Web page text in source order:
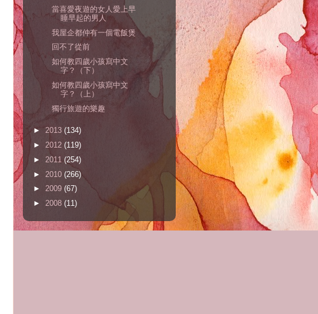
當喜愛夜遊的女人愛上早
睡早起的男人
我屋企都仲有一個電飯煲
回不了從前
如何教四歲小孩寫中文
字？（下）
如何教四歲小孩寫中文
字？（上）
獨行旅遊的樂趣
► 2013 (134)
► 2012 (119)
► 2011 (254)
► 2010 (266)
► 2009 (67)
► 2008 (11)